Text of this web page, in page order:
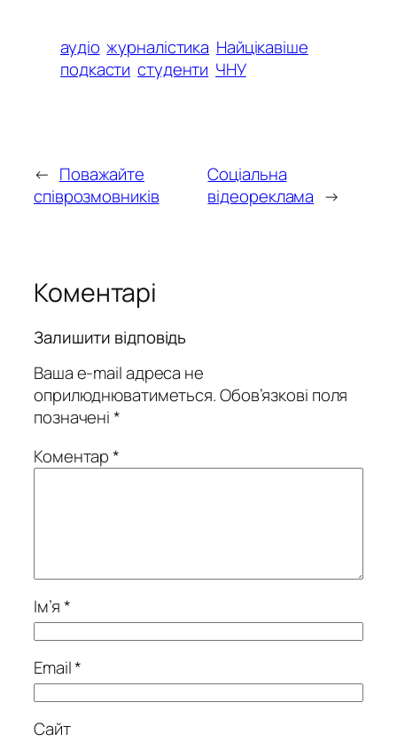
аудіо журналістика Найцікавіше
подкасти студенти ЧНУ
← Поважайте
співрозмовників
Соціальна
відеореклама →
Коментарі
Залишити відповідь
Ваша e-mail адреса не
оприлюднюватиметься.Обов’язкові поля
позначені*
Коментар*
Ім’я*
Email*
Сайт